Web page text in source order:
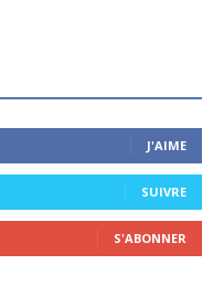
J'AIME
SUIVRE
S'ABONNER